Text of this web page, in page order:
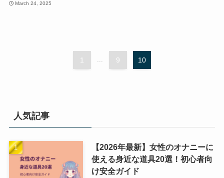
March 24, 2025
1 ... 9 10
人気記事
【2026年最新】女性のオナニーに
使える身近な道具20選！初心者向
け安全ガイド